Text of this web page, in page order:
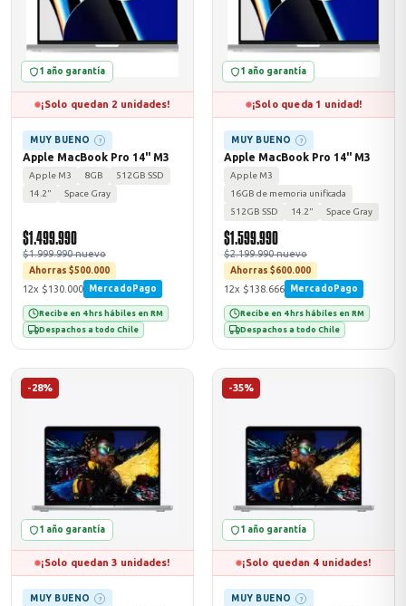
1 año garantía
¡Solo quedan 2 unidades!
MUY BUENO ?
Apple MacBook Pro 14" M3
Apple M3 8GB
512GB SSD
14.2"
Space Gray
$1.499.990
$1.999.990 nuevo
Ahorras $500.000
12x $130.000 MercadoPago
Recibe en 4 hrs hábiles en RM
Despachos a todo Chile
1 año garantía
¡Solo queda 1 unidad!
MUY BUENO ?
Apple MacBook Pro 14" M3
Apple M3
16GB de memoria unificada
512GB SSD
14.2" Space Gray
$1.599.990
$2.199.990 nuevo
Ahorras $600.000
12x $138.666 MercadoPago
Recibe en 4 hrs hábiles en RM
Despachos a todo Chile
-28%
1 año garantía
¡Solo quedan 3 unidades!
MUY BUENO ?
-35%
1 año garantía
¡Solo quedan 4 unidades!
MUY BUENO ?